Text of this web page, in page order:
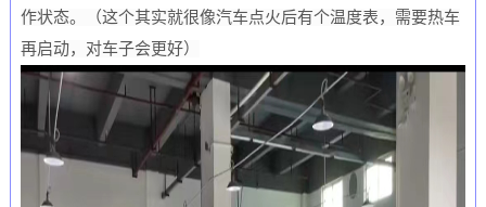
作状态。（这个其实就很像汽车点火后有个温度表，需要热车
再启动，对车子会更好）